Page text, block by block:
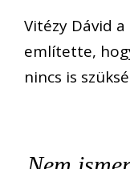
Vitézy Dávid
említette,
nincs is